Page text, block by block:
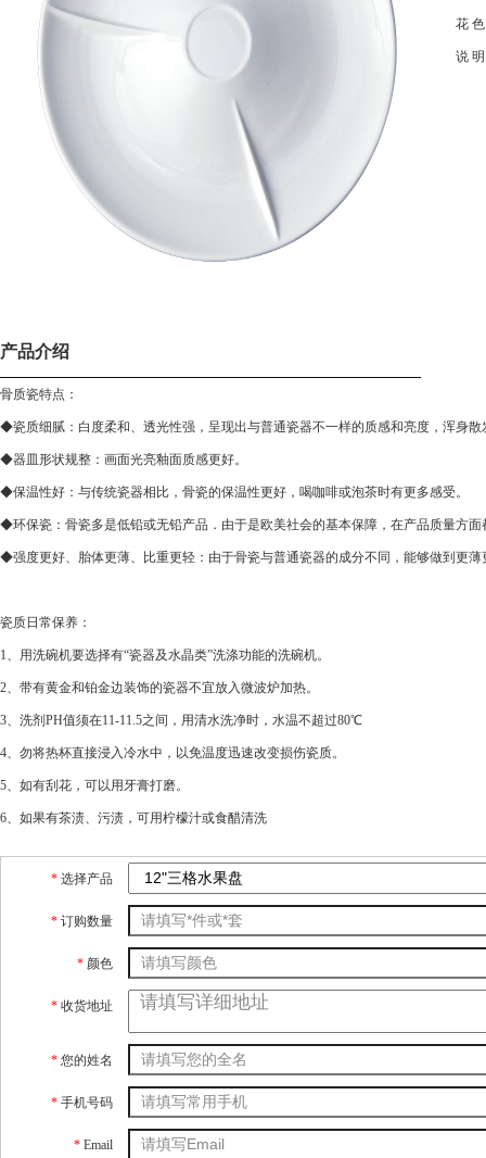
花
说
产品介绍
骨质瓷特点：
◆瓷质细腻：白度柔和、透光性强，呈现出与普通瓷器不一样的质感和亮度，浑身散
◆器皿形状规整：画面光亮釉面质感更好。
◆保温性好：与传统瓷器相比，骨瓷的保温性更好，喝咖啡或泡茶时有更多感受。
◆环保瓷：骨瓷多是低铅或无铅产品．由于是欧美社会的基本保障，在产品质量方面
◆强度更好、胎体更薄、比重更轻：由于骨瓷与普通瓷器的成分不同，能够做到更
瓷质日常保养：
1、用洗碗机要选择有“瓷器及水晶类”洗涤功能的洗碗机。
2、带有黄金和铂金边装饰的瓷器不宜放入微波炉加热。
3、洗剂PH值须在11-11.5之间，用清水洗净时，水温不超过80℃
4、勿将热杯直接浸入冷水中，以免温度迅速改变损伤瓷质。
5、如有刮花，可以用牙膏打磨。
6、如果有茶渍、污渍，可用柠檬汁或食醋清洗
*选择产品
*订购数量
*颜色
*收货地址
*您的姓名
*手机号码
*Email